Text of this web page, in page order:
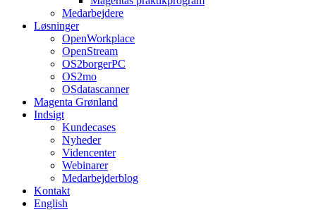
Medarbejdere
Løsninger
OpenWorkplace
OpenStream
OS2borgerPC
OS2mo
OSdatascanner
Magenta Grønland
Indsigt
Kundecases
Nyheder
Videncenter
Webinarer
Medarbejderblog
Kontakt
English